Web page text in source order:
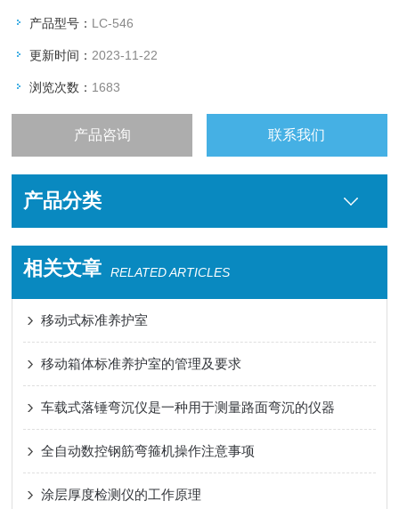
产品型号： LC-546
更新时间： 2023-11-22
浏览次数： 1683
产品咨询 联系我们
产品分类
相关文章 RELATED ARTICLES
移动式标准养护室
移动箱体标准养护室的管理及要求
车载式落锤弯沉仪是一种用于测量路面弯沉的仪器
全自动数控钢筋弯箍机操作注意事项
涂层厚度检测仪的工作原理